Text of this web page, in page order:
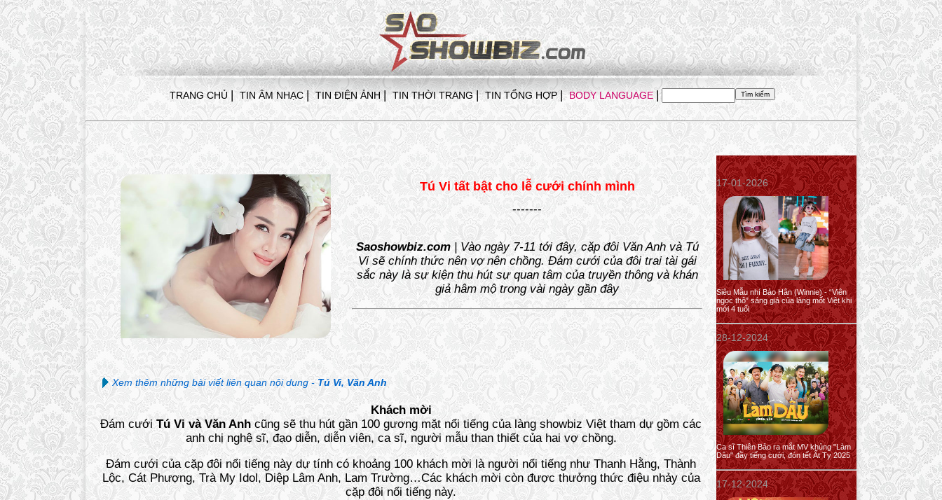
TRANG CHỦ | TIN ÂM NHẠC | TIN ĐIỆN ẢNH | TIN THỜI TRANG | TIN TỔNG HỢP | BODY LANGUAGE |
Tú Vi tất bật cho lễ cưới chính mình
-------
Saoshowbiz.com| Vào ngày 7-11 tới đây, cặp đôi Văn Anh và Tú
Vi sẽ chính thức nên vợ nên chồng. Đám cưới của đôi trai tài gái
sắc này là sự kiện thu hút sự quan tâm của truyền thông và khán
giả hâm mộ trong vài ngày gần đây
Xem thêm những bài viết liên quan nội dung -Tú Vi, Văn Anh
Khách mời
Đám cướiTú Vi và Văn Anhcũng sẽ thu hút gần 100 gương mặt nổi tiếng của làng showbiz Việt tham dự gồm các
anh chị nghệ sĩ, đạo diễn, diễn viên, ca sĩ, người mẫu than thiết của hai vợ chồng.
Đám cưới của cặp đôi nổi tiếng này dự tính có khoảng 100 khách mời là người nổi tiếng như Thanh Hằng, Thành
Lộc, Cát Phượng, Trà My Idol, Diệp Lâm Anh, Lam Trường…Các khách mời còn được thưởng thức điệu nhảy của
cặp đôi nổi tiếng này.
17-01-2026
Siêu Mẫu nhí Bảo Hân (Winnie) - “Viên
ngọc thô” sáng giá của làng mốt Việt khi
mới 4 tuổi
28-12-2024
Ca sĩ Thiên Bảo ra mắt MV khủng "Làm
Dâu" đầy tiếng cười, đón tết Ất Tỵ 2025
17-12-2024